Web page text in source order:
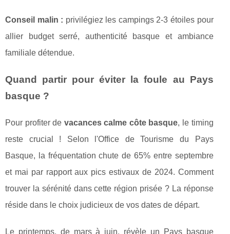
Conseil malin : privilégiez les campings 2-3 étoiles pour
allier budget serré, authenticité basque et ambiance
familiale détendue.
Quand partir pour éviter la foule au Pays
basque ?
Pour profiter de vacances calme côte basque, le timing
reste crucial ! Selon l'Office de Tourisme du Pays
Basque, la fréquentation chute de 65% entre septembre
et mai par rapport aux pics estivaux de 2024. Comment
trouver la sérénité dans cette région prisée ? La réponse
réside dans le choix judicieux de vos dates de départ.
Le printemps, de mars à juin, révèle un Pays basque